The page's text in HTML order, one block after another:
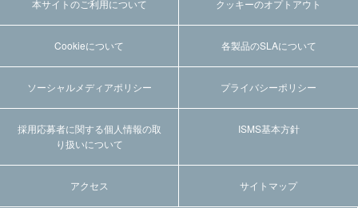
本サイトのご利用について クッキーのオプトアウト
Cookieについて 各製品のSLAについて
ソーシャルメディアポリシー プライバシーポリシー
採用応募者に関する個人情報の取
り扱いについて
ISMS基本方針
アクセス サイトマップ